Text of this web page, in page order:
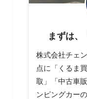
まずは、
株式会社チェ
点に「くるま
取」「中古車
ンピングカー